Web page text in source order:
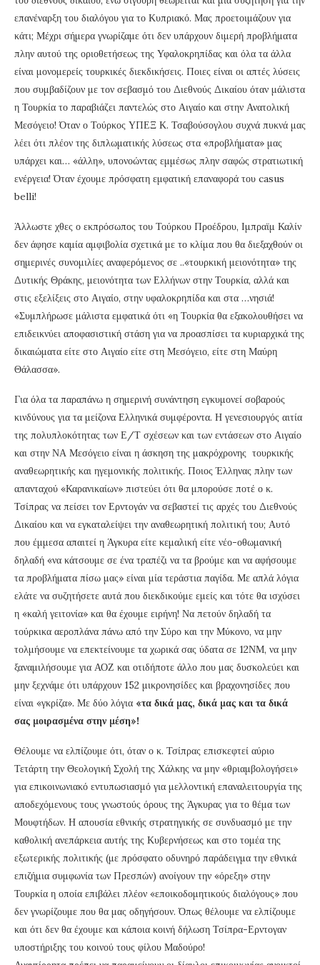
επανέναρξη του διαλόγου για το Κυπριακό. Μας προετοιμάζουν για
κάτι; Μέχρι σήμερα γνωρίζαμε ότι δεν υπάρχουν διμερή προβλήματα
πλην αυτού της οριοθετήσεως της Υφαλοκρηπίδας και όλα τα άλλα
είναι μονομερείς τουρκικές διεκδικήσεις. Ποιες είναι οι απτές λύσεις
που συμβαδίζουν με τον σεβασμό του Διεθνούς Δικαίου όταν μάλιστα
η Τουρκία το παραβιάζει παντελώς στο Αιγαίο και στην Ανατολική
Μεσόγειο! Όταν ο Τούρκος ΥΠΕΞ Κ. Τσαβούσογλου συχνά πυκνά μας
λέει ότι πλέον της διπλωματικής λύσεως στα «προβλήματα» μας
υπάρχει και… «άλλη», υπονοώντας εμμέσως πλην σαφώς στρατιωτική
ενέργεια! Όταν έχουμε πρόσφατη εμφατική επαναφορά του casus
belli!
Άλλωστε χθες ο εκπρόσωπος του Τούρκου Προέδρου, Ιμπραϊμ Καλίν
δεν άφησε καμία αμφιβολία σχετικά με το κλίμα που θα διεξαχθούν οι
σημερινές συνομιλίες αναφερόμενος σε ..«τουρκική μειονότητα» της
Δυτικής Θράκης, μειονότητα των Ελλήνων στην Τουρκία, αλλά και
στις εξελίξεις στο Αιγαίο, στην υφαλοκρηπίδα και στα …νησιά!
«Συμπλήρωσε μάλιστα εμφατικά ότι «η Τουρκία θα εξακολουθήσει να
επιδεικνύει αποφασιστική στάση για να προασπίσει τα κυριαρχικά της
δικαιώματα είτε στο Αιγαίο είτε στη Μεσόγειο, είτε στη Μαύρη
Θάλασσα».
Για όλα τα παραπάνω η σημερινή συνάντηση εγκυμονεί σοβαρούς
κινδύνους για τα μείζονα Ελληνικά συμφέροντα. Η γενεσιουργός αιτία
της πολυπλοκότητας των Ε/Τ σχέσεων και των εντάσεων στο Αιγαίο
και στην ΝΑ Μεσόγειο είναι η άσκηση της μακρόχρονης τουρκικής
αναθεωρητικής και ηγεμονικής πολιτικής. Ποιος Έλληνας πλην των
απανταχού «Καρανικαίων» πιστεύει ότι θα μπορούσε ποτέ ο κ.
Τσίπρας να πείσει τον Ερντογάν να σεβαστεί τις αρχές του Διεθνούς
Δικαίου και να εγκαταλείψει την αναθεωρητική πολιτική του; Αυτό
που έμμεσα απαιτεί η Άγκυρα είτε κεμαλική είτε νέο-οθωμανική
δηλαδή «να κάτσουμε σε ένα τραπέζι να τα βρούμε και να αφήσουμε
τα προβλήματα πίσω μας» είναι μία τεράστια παγίδα. Με απλά λόγια
ελάτε να συζητήσετε αυτά που διεκδικούμε εμείς και τότε θα ισχύσει
η «καλή γειτονία» και θα έχουμε ειρήνη! Να πετούν δηλαδή τα
τούρκικα αεροπλάνα πάνω από την Σύρο και την Μύκονο, να μην
τολμήσουμε να επεκτείνουμε τα χωρικά σας ύδατα σε 12ΝΜ, να μην
ξαναμιλήσουμε για ΑΟΖ και οτιδήποτε άλλο που μας δυσκολεύει και
μην ξεχνάμε ότι υπάρχουν 152 μικρονησίδες και βραχονησίδες που
είναι «γκρίζα». Με δύο λόγια «τα δικά μας, δικά μας και τα δικά
σας μοιρασμένα στην μέση»!
Θέλουμε να ελπίζουμε ότι, όταν ο κ. Τσίπρας επισκεφτεί αύριο
Τετάρτη την Θεολογική Σχολή της Χάλκης να μην «θριαμβολογήσει»
για επικοινωνιακό εντυπωσιασμό για μελλοντική επαναλειτουργία της
αποδεχόμενους τους γνωστούς όρους της Άγκυρας για το θέμα των
Μουφτήδων. Η απουσία εθνικής στρατηγικής σε συνδυασμό με την
καθολική ανεπάρκεια αυτής της Κυβερνήσεως και στο τομέα της
εξωτερικής πολιτικής (με πρόσφατο οδυνηρό παράδειγμα την εθνικά
επιζήμια συμφωνία των Πρεσπών) ανοίγουν την «όρεξη» στην
Τουρκία η οποία επιβάλει πλέον «εποικοδομητικούς διαλόγους» που
δεν γνωρίζουμε που θα μας οδηγήσουν. Όπως θέλουμε να ελπίζουμε
και ότι δεν θα έχουμε και κάποια κοινή δήλωση Τσίπρα-Ερντογαν
υποστήριξης του κοινού τους φίλου Μαδούρο!